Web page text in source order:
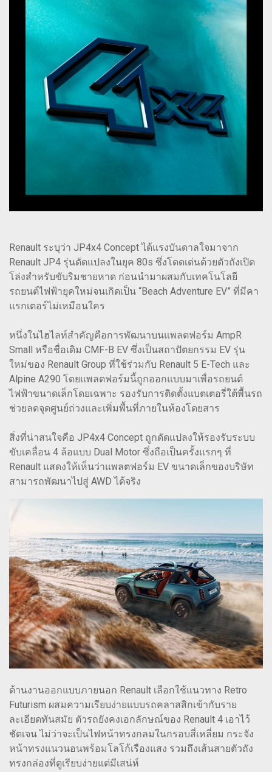
Renault ระบุว่า JP4x4 Concept ได้แรงบันดาลใจมาจาก
Renault JP4 รุ่นดัดแปลงในยุค 80s ซึ่งโดดเด่นด้วยตัวถังเปิด
โล่งสำหรับขับริมชายหาด ก่อนนำมาผสมกับเทคโนโลยี
รถยนต์ไฟฟ้ายุคใหม่จนเกิดเป็น “Beach Adventure EV” ที่มีคา
แรกเตอร์ไม่เหมือนใคร
หนึ่งในไฮไลท์สำคัญคือการพัฒนาบนแพลตฟอร์ม AmpR
Small หรือชื่อเดิม CMF-B EV ซึ่งเป็นสถาปัตยกรรม EV รุ่น
ใหม่ของ Renault Group ที่ใช้ร่วมกับ Renault 5 E-Tech และ
Alpine A290 โดยแพลตฟอร์มนี้ถูกออกแบบมาเพื่อรถยนต์
ไฟฟ้าขนาดเล็กโดยเฉพาะ รองรับการติดตั้งแบตเตอรี่ใต้พื้นรถ
ช่วยลดจุดศูนย์ถ่วงและเพิ่มพื้นที่ภายในห้องโดยสาร
สิ่งที่น่าสนใจคือ JP4x4 Concept ถูกดัดแปลงให้รองรับระบบ
ขับเคลื่อน 4 ล้อแบบ Dual Motor ซึ่งถือเป็นครั้งแรกๆ ที่
Renault แสดงให้เห็นว่าแพลตฟอร์ม EV ขนาดเล็กของบริษัท
สามารถพัฒนาไปสู่ AWD ได้จริง
ด้านงานออกแบบภายนอก Renault เลือกใช้แนวทาง Retro
Futurism ผสมความเรียบง่ายแบบรถคลาสสิกเข้ากับราย
ละเอียดทันสมัย ตัวรถยังคงเอกลักษณ์ของ Renault 4 เอาไว้
ชัดเจน ไม่ว่าจะเป็นไฟหน้าทรงกลมในกรอบสี่เหลี่ยม กระจัง
หน้าทรงแนวนอนพร้อมโลโก้เรืองแสง รวมถึงเส้นสายตัวถัง
ทรงกล่องที่ดูเรียบง่ายแต่มีเสน่ห์